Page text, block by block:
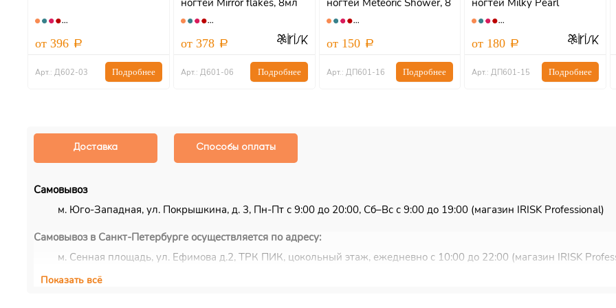
от 396
Арт.: Д602-03 Подробнее
ногтей Mirror flakes, 8мл
АКЦИЯ
от 378
Арт.: Д601-06 Подробнее
ногтей Meteoric Shower, 8
мл, IRISK
от 150
Арт.: ДП601-16 Подробнее
ногтей Milky Pearl
от 180
Арт.: ДП601-15 Подробнее
Доставка Способы оплаты
Самовывоз
м. Юго-Западная, ул. Покрышкина, д. 3, Пн-Пт с 9:00 до 20:00, Сб–Вс с 9:00 до 19:00 (магазин IRISK Professional)
Самовывоз в Санкт-Петербурге осуществляется по адресу:
м. Сенная площадь, ул. Ефимова д.2, ТРК ПИК, цокольный этаж, ежедневно с 10:00 до 22:00 (магазин IRISK
Курьерская доставка
Показать всё